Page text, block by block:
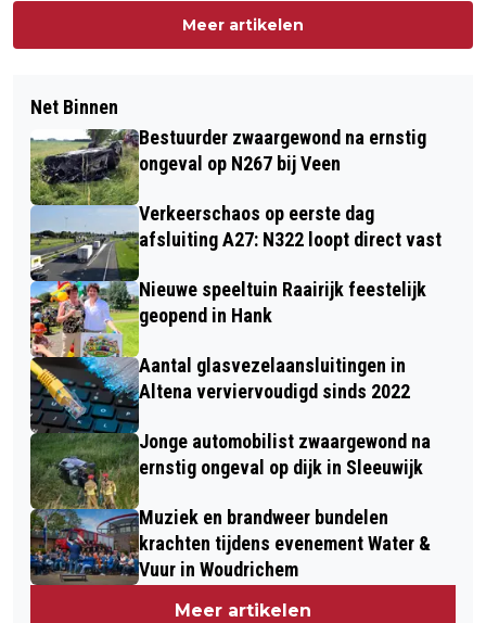
Meer artikelen
Net Binnen
Bestuurder zwaargewond na ernstig
ongeval op N267 bij Veen
Verkeerschaos op eerste dag
afsluiting A27: N322 loopt direct vast
Nieuwe speeltuin Raairijk feestelijk
geopend in Hank
Aantal glasvezelaansluitingen in
Altena verviervoudigd sinds 2022
Jonge automobilist zwaargewond na
ernstig ongeval op dijk in Sleeuwijk
Muziek en brandweer bundelen
krachten tijdens evenement Water &
Vuur in Woudrichem
Meer artikelen